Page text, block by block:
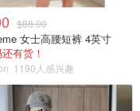
博朗耳温枪
处方药
$88.00
女士高腰短裤 4英寸
有货！
1190人感兴趣